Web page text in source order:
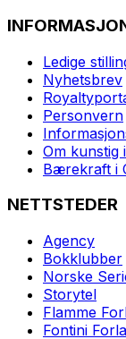
Ledige
Nyhetsbrev
Personvern
Om kunstig
Bærekraft i
NETTSTEDER
Agency
Bokklubber
Norske
Storytel
Flamme
Fontini